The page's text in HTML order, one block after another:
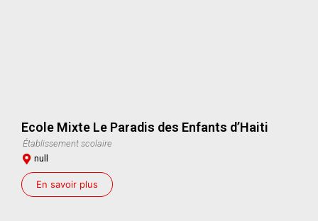
Ecole Mixte Le Paradis des Enfants d’Haiti
Établissement scolaire
null
En savoir plus